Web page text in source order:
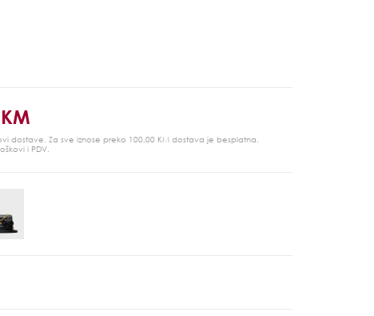
dostave. Za sve iznose preko 100,00 KM dostava je besplatna.
i PDV.